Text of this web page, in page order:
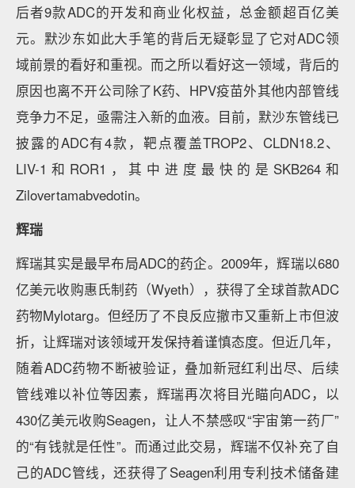
后者9款ADC的开发和商业化权益，总金额超百亿美
元。默沙东如此大手笔的背后无疑彰显了它对ADC领
域前景的看好和重视。而之所以看好这一领域，背后的
原因也离不开公司除了K药、HPV疫苗外其他内部管线
竞争力不足，亟需注入新的血液。目前，默沙东管线已
披露的ADC有4款，靶点覆盖TROP2、CLDN18.2、
LIV-1和ROR1，其中进度最快的是SKB264和
Zilovertamabvedotin。
辉瑞
辉瑞其实是最早布局ADC的药企。2009年，辉瑞以680
亿美元收购惠氏制药（Wyeth），获得了全球首款ADC
药物Mylotarg。但经历了不良反应撤市又重新上市但波
折，让辉瑞对该领域开发保持着谨慎态度。但近几年，
随着ADC药物不断被验证，叠加新冠红利出尽、后续
管线难以补位等因素，辉瑞再次将目光瞄向ADC，以
430亿美元收购Seagen，让人不禁感叹“宇宙第一药厂”
的“有钱就是任性”。而通过此交易，辉瑞不仅补充了自
己的ADC管线，还获得了Seagen利用专利技术储备建